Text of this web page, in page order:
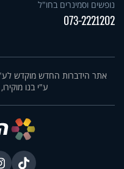
נופשים וסמינרים בחו"ל
073-2221202
אתר הידברות החדש מוקדש
ע"י בנו